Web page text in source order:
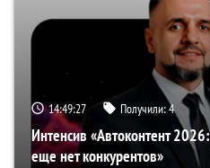
14:49:26 Получили:4
Интенсив «Автоконтент
еще нет конкурентов»